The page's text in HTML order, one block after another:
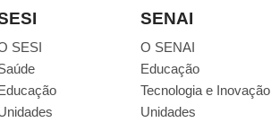
SESI
SENAI
O SENAI
Educação
Tecnologia e Inovação
Unidades